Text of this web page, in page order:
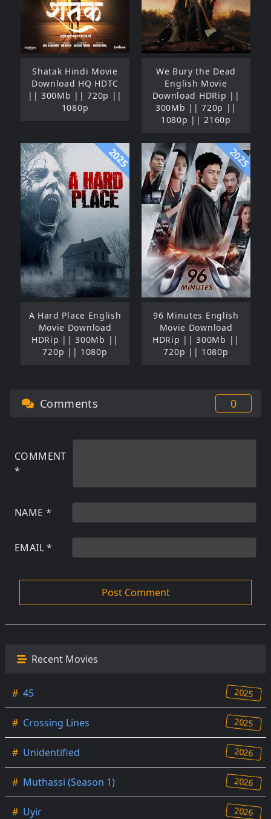
Shatak Hindi Movie
Download HQ HDTC
|| 300Mb || 720p ||
1080p
We Bury the Dead
English Movie
Download HDRip ||
300Mb || 720p ||
1080p || 2160p
2025
A Hard Place English
Movie Download
HDRip || 300Mb ||
720p || 1080p
2025
96 Minutes English
Movie Download
HDRip || 300Mb ||
720p || 1080p
Comments 0
COMMENT
*
NAME *
EMAIL*
Recent Movies
# 45 2025
# Crossing Lines 2025
# Unidentified 2026
# Muthassi (Season 1) 2026
# Uyir 2026